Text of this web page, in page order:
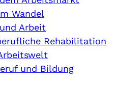
Wandel
Arbeit
Rehabilitation
und Bildung